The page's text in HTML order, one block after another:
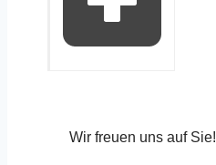
Wir freuen uns auf Sie!